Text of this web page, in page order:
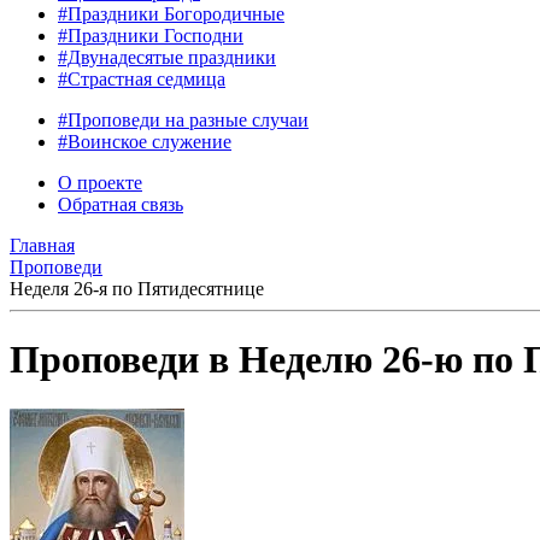
#Праздники Богородичные
#Праздники Господни
#Двунадесятые праздники
#Страстная седмица
#Проповеди на разные случаи
#Воинское служение
О проекте
Обратная связь
Главная
Проповеди
Неделя 26-я по Пятидесятнице
Проповеди в Неделю 26-ю по